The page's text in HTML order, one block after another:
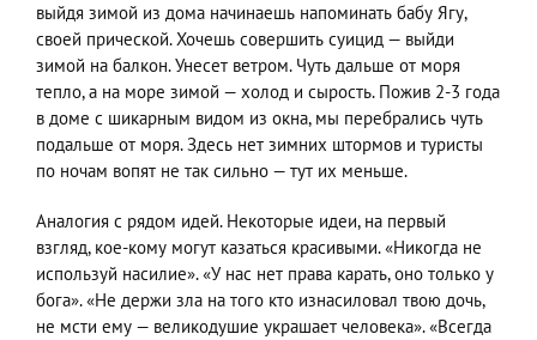
выйдя зимой из дома начинаешь напоминать бабу Ягу,
своей прической. Хочешь совершить суицид — выйди
зимой на балкон. Унесет ветром. Чуть дальше от моря
тепло, а на море зимой — холод и сырость. Пожив 2-3 года
в доме с шикарным видом из окна, мы перебрались чуть
подальше от моря. Здесь нет зимних штормов и туристы
по ночам вопят не так сильно — тут их меньше.
Аналогия с рядом идей. Некоторые идеи, на первый
взгляд, кое-кому могут казаться красивыми. «Никогда не
используй насилие». «У нас нет права карать, оно только у
бога». «Не держи зла на того кто изнасиловал твою дочь,
не мсти ему — великодушие украшает человека». «Всегда